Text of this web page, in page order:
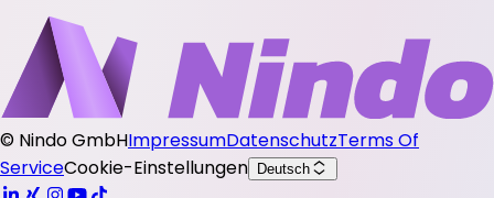
© Nindo GmbHImpressumDatenschutzTerms Of
ServiceCookie-Einstellungen Deutsch